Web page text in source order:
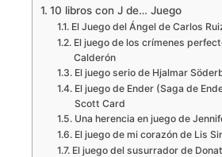
10 libros con J de… Juego
El Juego del Ángel de Carlos
El juego de los crímenes
Calderón
El juego serio de Hjalmar
El juego de Ender (Saga de
Scott Card
Una herencia en juego de
El juego de mi corazón de Lis
El juego del susurrador de